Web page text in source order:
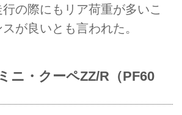
の際にもリア荷重が多いこ
が良いとも言われた。
ニ・クーペZZ/R（PF60